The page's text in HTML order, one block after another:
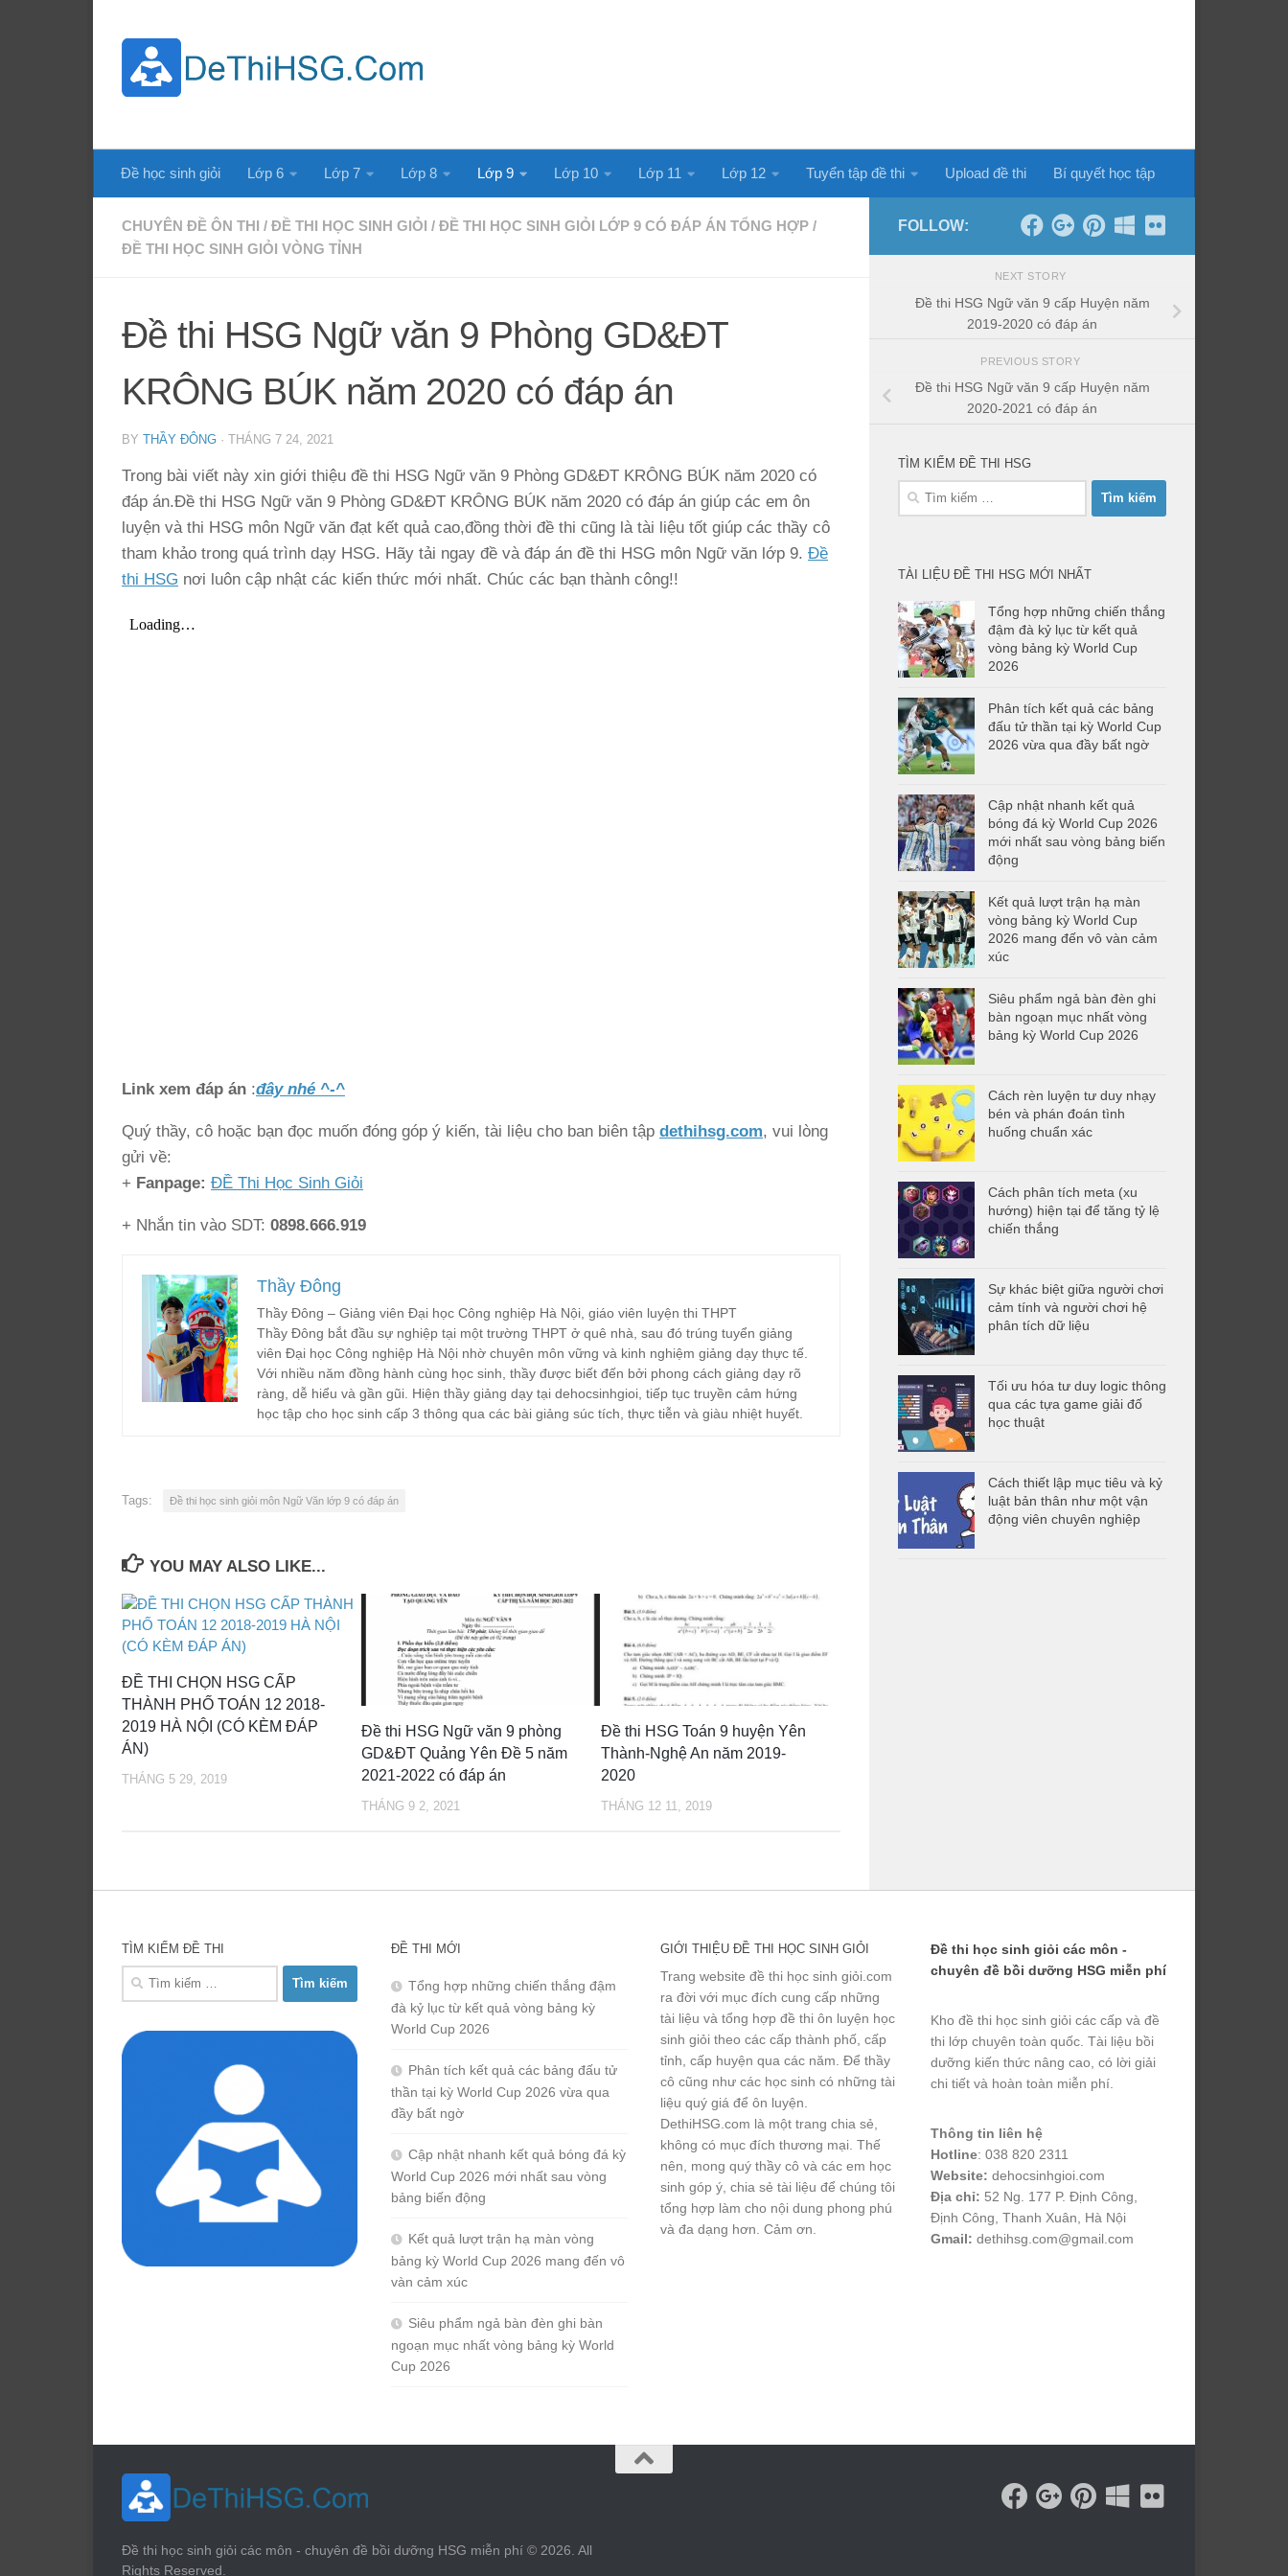
Đề học sinh giỏi Lớp 6 Lớp 7 Lớp 8 Lớp 9 Lớp 10 Lớp 11 Lớp 12 Tuyển tập đề thi Upload đề thi Bí quyết học tập
CHUYÊN ĐỀ ÔN THI / ĐỀ THI HỌC SINH GIỎI / ĐỀ THI HỌC SINH GIỎI LỚP 9 CÓ ĐÁP ÁN TỔNG HỢP /
ĐỀ THI HỌC SINH GIỎI VÒNG TỈNH
Đề thi HSG Ngữ văn 9 Phòng GD&ĐT
KRÔNG BÚK năm 2020 có đáp án
BY THẦY ĐÔNG · THÁNG 7 24, 2021
Trong bài viết này xin giới thiệu đề thi HSG Ngữ văn 9 Phòng GD&ĐT KRÔNG BÚK năm 2020 có
đáp án.Đề thi HSG Ngữ văn 9 Phòng GD&ĐT KRÔNG BÚK năm 2020 có đáp án giúp các em ôn
luyện và thi HSG môn Ngữ văn đạt kết quả cao,đồng thời đề thi cũng là tài liệu tốt giúp các thầy cô
tham khảo trong quá trình dạy HSG. Hãy tải ngay đề và đáp án đề thi HSG môn Ngữ văn lớp 9. Đề
thi HSG nơi luôn cập nhật các kiến thức mới nhất. Chúc các bạn thành công!!
Link xem đáp án :đây nhé ^-^
Quý thầy, cô hoặc bạn đọc muốn đóng góp ý kiến, tài liệu cho ban biên tập dethihsg.com, vui lòng
gửi về:
+ Fanpage: ĐỀ Thi Học Sinh Giỏi
+ Nhắn tin vào SDT: 0898.666.919
Thầy Đông
Thầy Đông – Giảng viên Đại học Công nghiệp Hà Nội, giáo viên luyện thi THPT
Thầy Đông bắt đầu sự nghiệp tại một trường THPT ở quê nhà, sau đó trúng tuyển giảng
viên Đại học Công nghiệp Hà Nội nhờ chuyên môn vững và kinh nghiệm giảng dạy thực tế.
Với nhiều năm đồng hành cùng học sinh, thầy được biết đến bởi phong cách giảng dạy rõ
ràng, dễ hiểu và gần gũi. Hiện thầy giảng dạy tại dehocsinhgioi, tiếp tục truyền cảm hứng
học tập cho học sinh cấp 3 thông qua các bài giảng súc tích, thực tiễn và giàu nhiệt huyết.
Tags: Đề thi học sinh giỏi môn Ngữ Văn lớp 9 có đáp án
YOU MAY ALSO LIKE...
ĐỀ THI CHỌN HSG CẤP
THÀNH PHỐ TOÁN 12 2018-
2019 HÀ NỘI (CÓ KÈM ĐÁP
ÁN)
THÁNG 5 29, 2019
Đề thi HSG Ngữ văn 9 phòng
GD&ĐT Quảng Yên Đề 5 năm
2021-2022 có đáp án
THÁNG 9 2, 2021
Đề thi HSG Toán 9 huyện Yên
Thành-Nghệ An năm 2019-
2020
THÁNG 12 11, 2019
FOLLOW:
NEXT STORY
Đề thi HSG Ngữ văn 9 cấp Huyện năm
2019-2020 có đáp án
PREVIOUS STORY
Đề thi HSG Ngữ văn 9 cấp Huyện năm
2020-2021 có đáp án
TÌM KIẾM ĐỀ THI HSG
Tìm
TÀI LIỆU ĐỀ THI HSG MỚI NHẤT
Tổng hợp những chiến thắng
đậm đà kỷ lục từ kết quả
vòng bảng kỳ World Cup
2026
Phân tích kết quả các bảng
đấu tử thần tại kỳ World Cup
2026 vừa qua đầy bất ngờ
Cập nhật nhanh kết quả
bóng đá kỳ World Cup 2026
mới nhất sau vòng bảng biến
động
Kết quả lượt trận hạ màn
vòng bảng kỳ World Cup
2026 mang đến vô vàn cảm
xúc
Siêu phẩm ngả bàn đèn ghi
bàn ngoạn mục nhất vòng
bảng kỳ World Cup 2026
Cách rèn luyện tư duy nhạy
bén và phán đoán tình
huống chuẩn xác
Cách phân tích meta (xu
hướng) hiện tại để tăng tỷ lệ
chiến thắng
Sự khác biệt giữa người chơi
cảm tính và người chơi hệ
phân tích dữ liệu
Tối ưu hóa tư duy logic thông
qua các tựa game giải đố
học thuật
Cách thiết lập mục tiêu và kỷ
luật bản thân như một vận
động viên chuyên nghiệp
TÌM KIẾM ĐỀ THI
Tìm
ĐỀ THI MỚI
Tổng hợp những chiến thắng đậm
đà kỷ lục từ kết quả vòng bảng kỳ
World Cup 2026
Phân tích kết quả các bảng đấu tử
thần tại kỳ World Cup 2026 vừa qua
đầy bất ngờ
Cập nhật nhanh kết quả bóng đá kỳ
World Cup 2026 mới nhất sau vòng
bảng biến động
Kết quả lượt trận hạ màn vòng
bảng kỳ World Cup 2026 mang đến vô
vàn cảm xúc
Siêu phẩm ngả bàn đèn ghi bàn
ngoạn mục nhất vòng bảng kỳ World
Cup 2026
GIỚI THIỆU ĐỀ THI HỌC SINH GIỎI
Trang website đề thi học sinh giỏi.com
ra đời với mục đích cung cấp những
tài liệu và tổng hợp đề thi ôn luyện học
sinh giỏi theo các cấp thành phố, cấp
tỉnh, cấp huyện qua các năm. Để thầy
cô cũng như các học sinh có những tài
liệu quý giá để ôn luyện.
DethiHSG.com là một trang chia sẻ,
không có mục đích thương mại. Thế
nên, mong quý thầy cô và các em học
sinh góp ý, chia sẻ tài liệu để chúng tôi
tổng hợp làm cho nội dung phong phú
và đa dạng hơn. Cảm ơn.
Đề thi học sinh giỏi các môn -
chuyên đề bồi dưỡng HSG miễn phí
Kho đề thi học sinh giỏi các cấp và đề
thi lớp chuyên toàn quốc. Tài liệu bồi
dưỡng kiến thức nâng cao, có lời giải
chi tiết và hoàn toàn miễn phí.
Thông tin liên hệ
Hotline: 038 820 2311
Website: dehocsinhgioi.com
Địa chỉ: 52 Ng. 177 P. Định Công,
Định Công, Thanh Xuân, Hà Nội
Gmail: dethihsg.com@gmail.com
Đề thi học sinh giỏi các môn - chuyên đề bồi dưỡng HSG miễn phí © 2026. All
Rights Reserved.